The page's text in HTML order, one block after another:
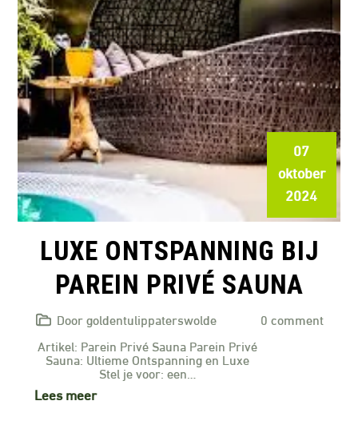
07
oktober
2024
LUXE ONTSPANNING BIJ
PAREIN PRIVÉ SAUNA
Door goldentulippaterswolde
0 comment
Artikel: Parein Privé Sauna Parein Privé
Sauna: Ultieme Ontspanning en Luxe
Stel je voor: een…
Lees meer